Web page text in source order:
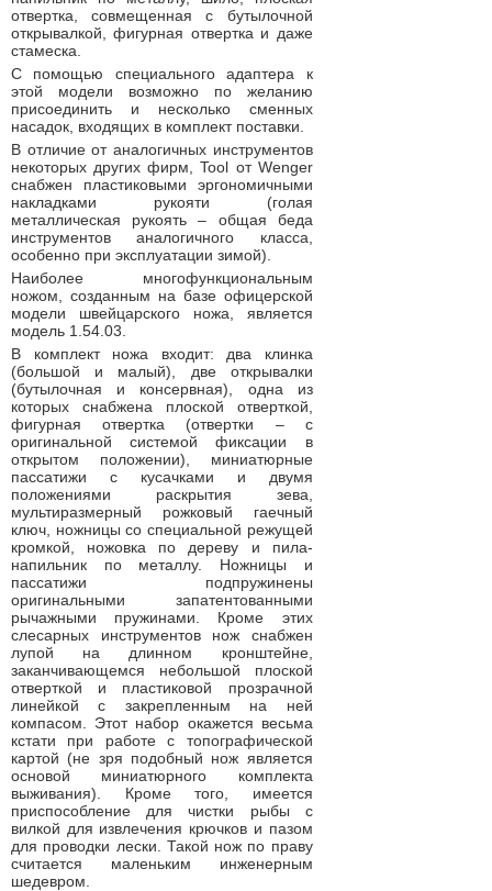
отвертка, совмещенная с бутылочной
открывалкой, фигурная отвертка и даже
стамеска.
С помощью специального адаптера к
этой модели возможно по желанию
присоединить и несколько сменных
насадок, входящих в комплект поставки.
В отличие от аналогичных инструментов
некоторых других фирм, Tool от Wenger
снабжен пластиковыми эргономичными
накладками рукояти (голая
металлическая рукоять – общая беда
инструментов аналогичного класса,
особенно при эксплуатации зимой).
Наиболее многофункциональным
ножом, созданным на базе офицерской
модели швейцарского ножа, является
модель 1.54.03.
В комплект ножа входит: два клинка
(большой и малый), две открывалки
(бутылочная и консервная), одна из
которых снабжена плоской отверткой,
фигурная отвертка (отвертки – с
оригинальной системой фиксации в
открытом положении), миниатюрные
пассатижи с кусачками и двумя
положениями раскрытия зева,
мультиразмерный рожковый гаечный
ключ, ножницы со специальной режущей
кромкой, ножовка по дереву и пила-
напильник по металлу. Ножницы и
пассатижи подпружинены
оригинальными запатентованными
рычажными пружинами. Кроме этих
слесарных инструментов нож снабжен
лупой на длинном кронштейне,
заканчивающемся небольшой плоской
отверткой и пластиковой прозрачной
линейкой с закрепленным на ней
компасом. Этот набор окажется весьма
кстати при работе с топографической
картой (не зря подобный нож является
основой миниатюрного комплекта
выживания). Кроме того, имеется
приспособление для чистки рыбы с
вилкой для извлечения крючков и пазом
для проводки лески. Такой нож по праву
считается маленьким инженерным
шедевром.